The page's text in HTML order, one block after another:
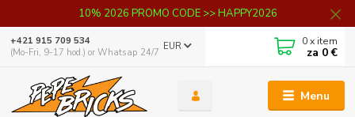
10% 2026 PROMO CODE >> HAPPY2026
Menu
EUR
+421 915 709 534
(Mo-Fri, 9-17 hod.) or Whatsap 24/7
0x item
za 0 €